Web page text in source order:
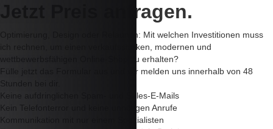
Jetzt Preis anfragen.
Optimierung, Design oder Relaunch: Mit welchen Investitionen muss
ich rechnen, um einen verkaufsstarken, modernen und
wettbewerbsfähigen Online-Shop zu erhalten?
Fülle jetzt das Formular aus und wir melden uns innerhalb von 48
Stunden bei dir.
Keine aufdringlichen Spam- und Sales-E-Mails
Kein Telefonterror und keine unnötigen Anrufe
Kommunikation mit
nur einem Spezialisten